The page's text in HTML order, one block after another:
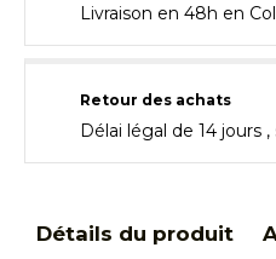
Livraison en 48h en
Retour des achats
Délai légal de 14 jours
Détails du produit